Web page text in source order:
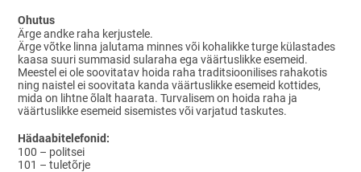
Ohutus
Ärge andke raha kerjustele.
Ärge võtke linna jalutama minnes või kohalikke turge külastades
kaasa suuri summasid sularaha ega väärtuslikke esemeid.
Meestel ei ole soovitatav hoida raha traditsioonilises rahakotis
ning naistel ei soovitata kanda väärtuslikke esemeid kottides,
mida on lihtne õlalt haarata. Turvalisem on hoida raha ja
väärtuslikke esemeid sisemistes või varjatud taskutes.
Hädaabitelefonid:
100 – politsei
101 – tuletõrje